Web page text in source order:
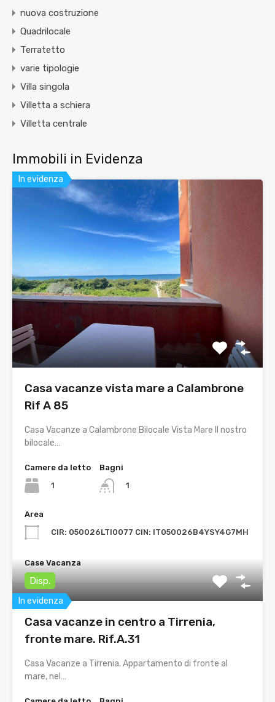
nuova costruzione
Quadrilocale
Terratetto
varie tipologie
Villa singola
Villetta a schiera
Villetta centrale
Immobili in Evidenza
In evidenza
Casa vacanze vista mare a Calambrone
Rif A 85
Casa Vacanze a Calambrone Bilocale Vista Mare Il nostro
bilocale…
Camere da letto
1
Bagni
1
Area
CIR: 050026LTI0077 CIN: IT050026B4YSY4G7MH
Case Vacanza
In evidenza
Disp.
Casa vacanze in centro a Tirrenia,
fronte mare. Rif.A.31
Casa Vacanze a Tirrenia. Appartamento di fronte al
mare, nel…